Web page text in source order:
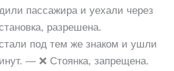
пассажира и уехали через
разрешена.
под тем же знаком и ушли
— ❌ Стоянка, запрещена.